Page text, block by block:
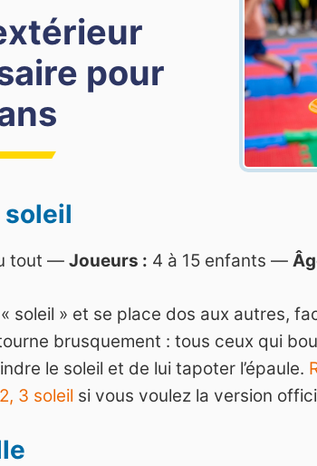
pour
soleil
tout — Joueurs : 4 à 15 enfants —
soleil » et se place dos aux autres,
brusquement : tous ceux qui
le soleil et de lui tapoter l’épaule.
3 soleil si vous voulez la version